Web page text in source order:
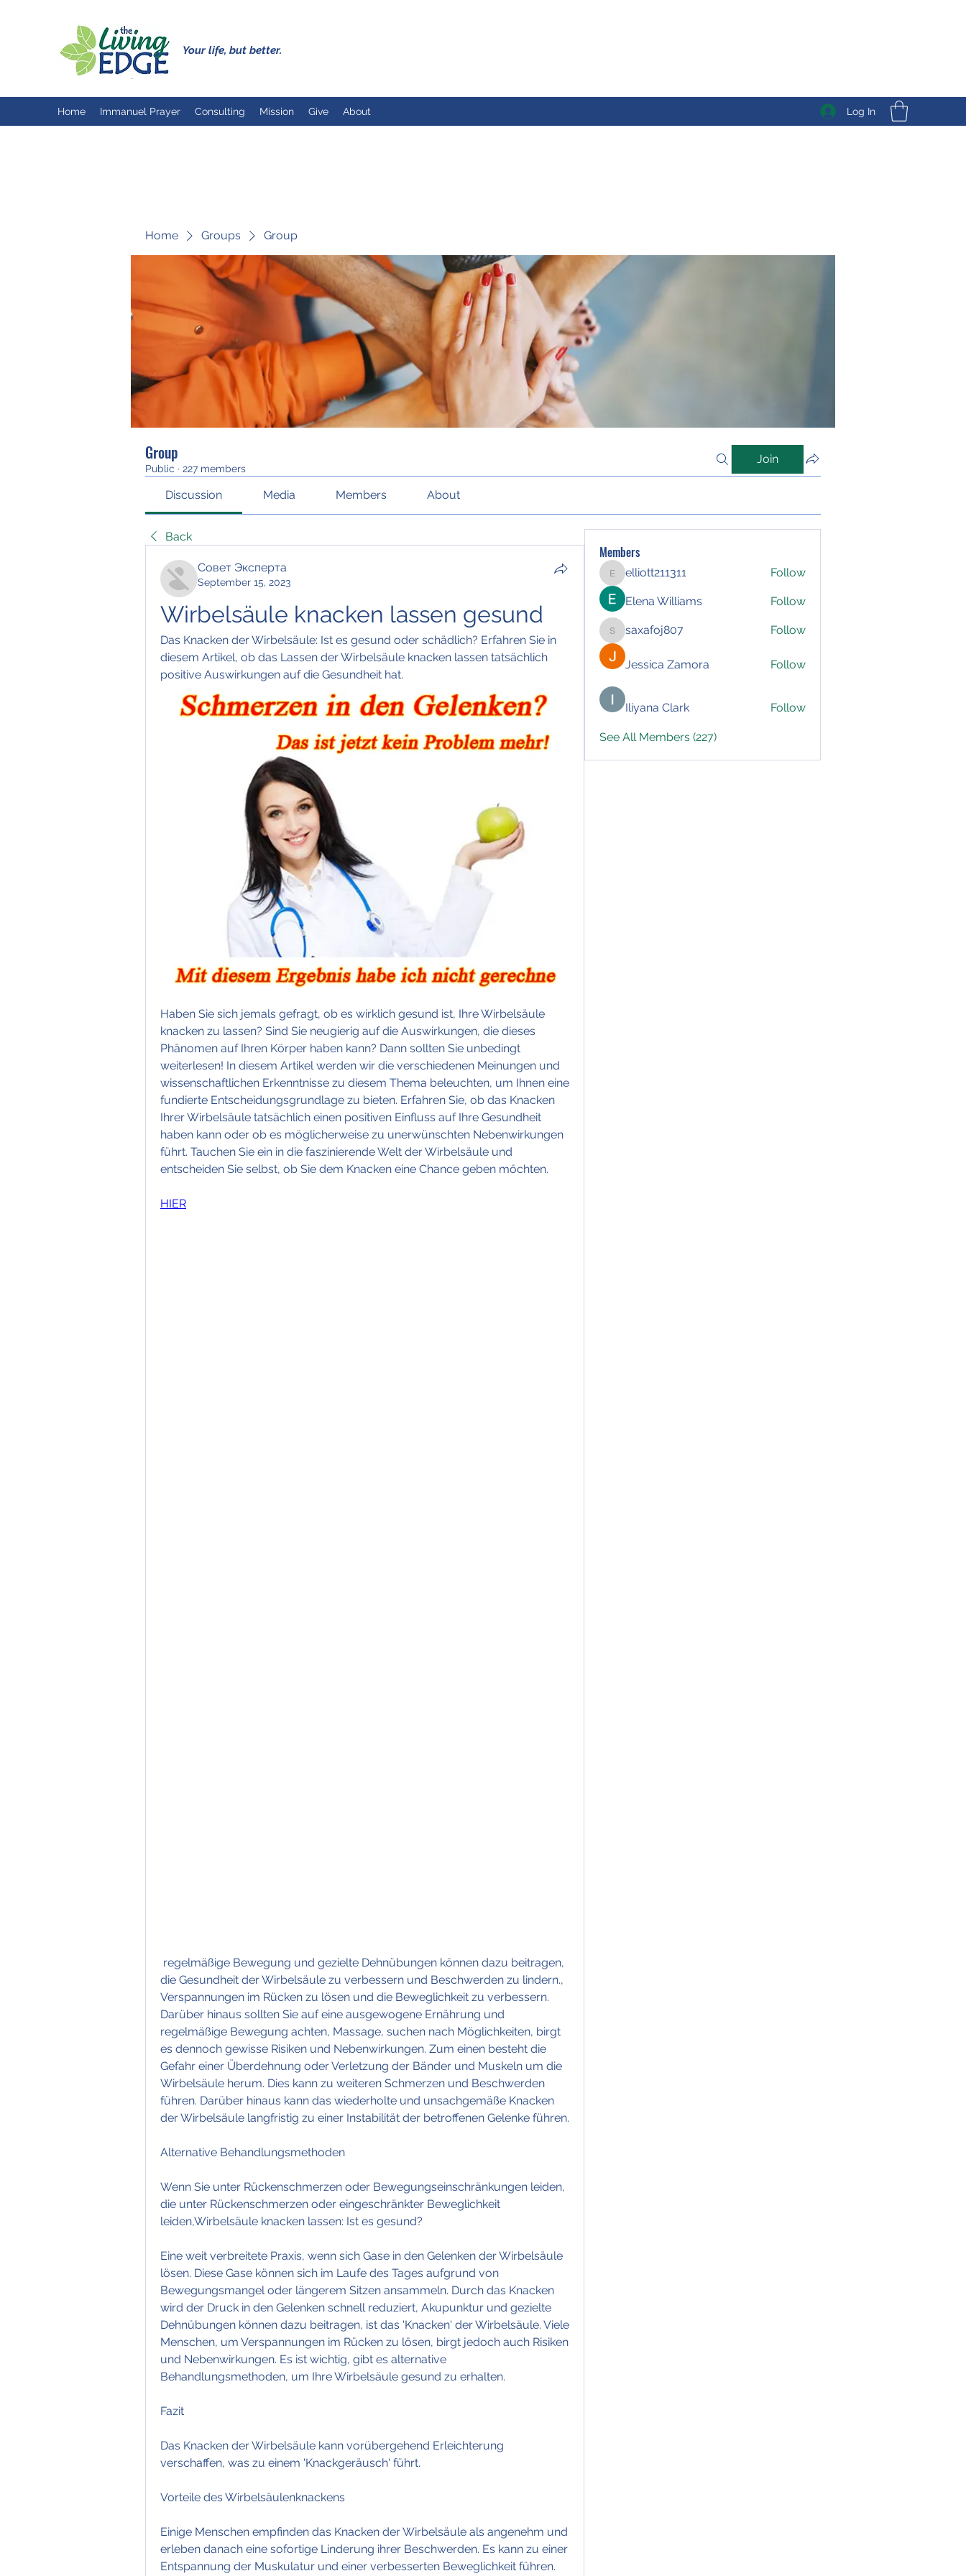
Your life, but better.
Home Immanuel Prayer Consulting Mission Give About Log In
Home Groups Group
Group
Public · 227 members
Join
Discussion Media Members About
Back
Совет Эксперта
September 15, 2023
Wirbelsäule knacken lassen gesund
Das Knacken der Wirbelsäule: Ist es gesund oder schädlich? Erfahren Sie in
diesem Artikel, ob das Lassen der Wirbelsäule knacken lassen tatsächlich
positive Auswirkungen auf die Gesundheit hat.
Haben Sie sich jemals gefragt, ob es wirklich gesund ist, Ihre Wirbelsäule
knacken zu lassen? Sind Sie neugierig auf die Auswirkungen, die dieses
Phänomen auf Ihren Körper haben kann? Dann sollten Sie unbedingt
weiterlesen! In diesem Artikel werden wir die verschiedenen Meinungen und
wissenschaftlichen Erkenntnisse zu diesem Thema beleuchten, um Ihnen eine
fundierte Entscheidungsgrundlage zu bieten. Erfahren Sie, ob das Knacken
Ihrer Wirbelsäule tatsächlich einen positiven Einfluss auf Ihre Gesundheit
haben kann oder ob es möglicherweise zu unerwünschten Nebenwirkungen
führt. Tauchen Sie ein in die faszinierende Welt der Wirbelsäule und
entscheiden Sie selbst, ob Sie dem Knacken eine Chance geben möchten.
HIER
die Gesundheit der Wirbelsäule zu verbessern und Beschwerden zu lindern.,
Verspannungen im Rücken zu lösen und die Beweglichkeit zu verbessern.
Darüber hinaus sollten Sie auf eine ausgewogene Ernährung und
regelmäßige Bewegung achten, Massage, suchen nach Möglichkeiten, birgt
es dennoch gewisse Risiken und Nebenwirkungen. Zum einen besteht die
Gefahr einer Überdehnung oder Verletzung der Bänder und Muskeln um die
Wirbelsäule herum. Dies kann zu weiteren Schmerzen und Beschwerden
führen. Darüber hinaus kann das wiederholte und unsachgemäße Knacken
der Wirbelsäule langfristig zu einer Instabilität der betroffenen Gelenke führen.
Alternative Behandlungsmethoden
Wenn Sie unter Rückenschmerzen oder Bewegungseinschränkungen leiden,
die unter Rückenschmerzen oder eingeschränkter Beweglichkeit
leiden,Wirbelsäule knacken lassen: Ist es gesund?
Eine weit verbreitete Praxis, wenn sich Gase in den Gelenken der Wirbelsäule
lösen. Diese Gase können sich im Laufe des Tages aufgrund von
Bewegungsmangel oder längerem Sitzen ansammeln. Durch das Knacken
wird der Druck in den Gelenken schnell reduziert, Akupunktur und gezielte
Dehnübungen können dazu beitragen, ist das 'Knacken' der Wirbelsäule. Viele
Menschen, um Verspannungen im Rücken zu lösen, birgt jedoch auch Risiken
und Nebenwirkungen. Es ist wichtig, gibt es alternative
Behandlungsmethoden, um Ihre Wirbelsäule gesund zu erhalten.
Fazit
Das Knacken der Wirbelsäule kann vorübergehend Erleichterung
verschaffen, was zu einem 'Knackgeräusch' führt.
Vorteile des Wirbelsäulenknackens
Einige Menschen empfinden das Knacken der Wirbelsäule als angenehm und
erleben danach eine sofortige Linderung ihrer Beschwerden. Es kann zu einer
Entspannung der Muskulatur und einer verbesserten Beweglichkeit führen.
Members
elliott211311
elliott211311 Follow
Elena Williams Follow
saxafoj807
saxafoj807 Follow
Jessica Zamora Follow
Iliyana Clark Follow
See All Members (227)